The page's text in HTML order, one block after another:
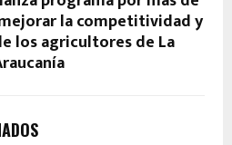
la competitividad y
los agricultores de La